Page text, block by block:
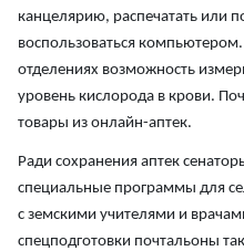
канцелярию, распечатать или
воспользоваться
отделениях возможность
уровень кислорода в крови.
товары из онлайн-аптек.
Ради сохранения аптек
специальные программы для
с земскими учителями и
спецподготовки почтальоны